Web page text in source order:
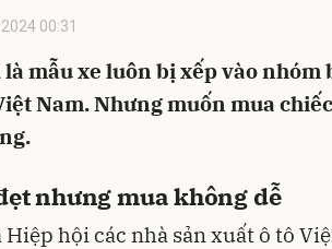
00:31
mẫu xe luôn bị xếp vào nhóm
Nam. Nhưng muốn mua
nhưng mua không dễ
hội các nhà sản xuất ô tô